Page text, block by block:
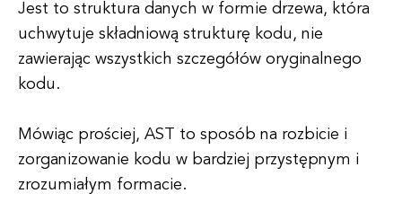
Jest to struktura danych w formie drzewa, która
uchwytuje składniową strukturę kodu, nie
zawierając wszystkich szczegółów oryginalnego
kodu.
Mówiąc prościej, AST to sposób na rozbicie i
zorganizowanie kodu w bardziej przystępnym i
zrozumiałym formacie.